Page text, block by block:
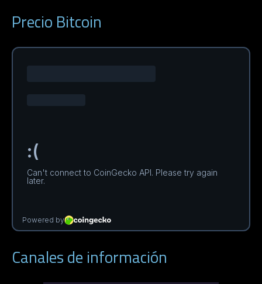
Precio Bitcoin
Canales de información